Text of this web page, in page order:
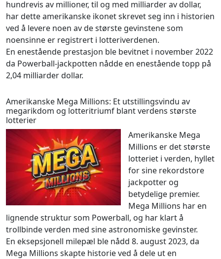
hundrevis av millioner, til og med milliarder av dollar,
har dette amerikanske ikonet skrevet seg inn i historien
ved å levere noen av de største gevinstene som
noensinne er registrert i lotteriverdenen.
En enestående prestasjon ble bevitnet i november 2022
da Powerball-jackpotten nådde en enestående topp på
2,04 milliarder dollar.
Amerikanske Mega Millions: Et utstillingsvindu av
megarikdom og lotteritriumf blant verdens største
lotterier
Amerikanske Mega
Millions er det største
lotteriet i verden, hyllet
for sine rekordstore
jackpotter og
betydelige premier.
Mega Millions har en
lignende struktur som Powerball, og har klart å
trollbinde verden med sine astronomiske gevinster.
En eksepsjonell milepæl ble nådd 8. august 2023, da
Mega Millions skapte historie ved å dele ut en